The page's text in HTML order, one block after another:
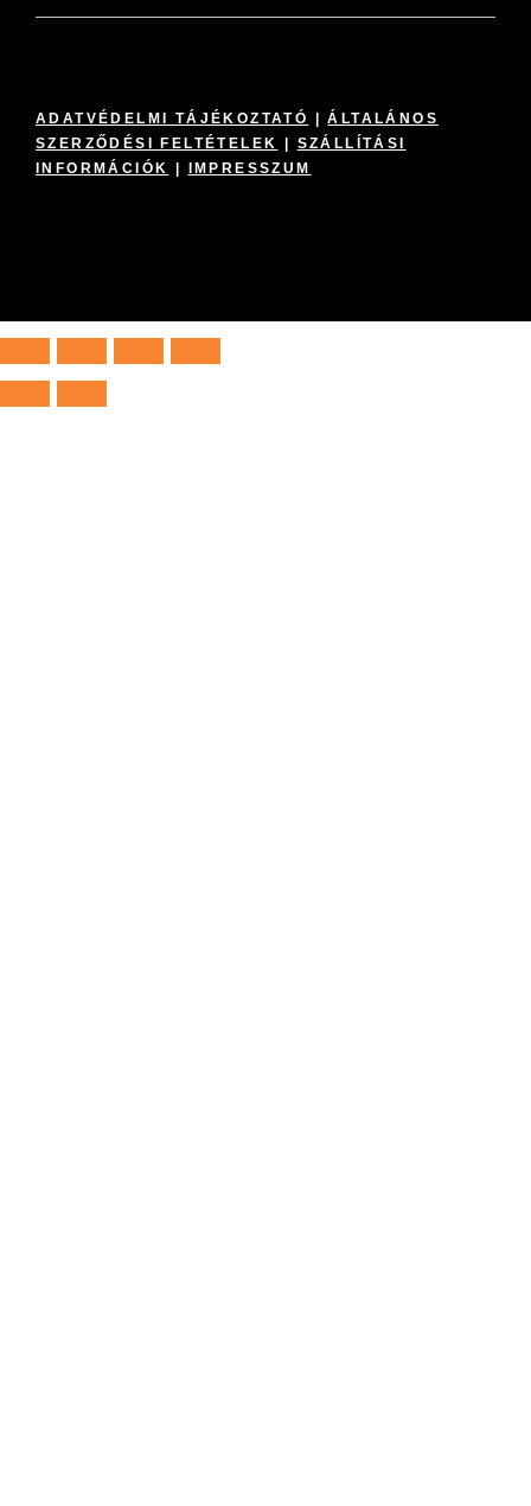
ADATVÉDELMI TÁJÉKOZTATÓ |ÁLTALÁNOS
SZERZŐDÉSI FELTÉTELEK
SZÁLLÍTÁSI
INFORMÁCIÓK
IMPRESSZUM